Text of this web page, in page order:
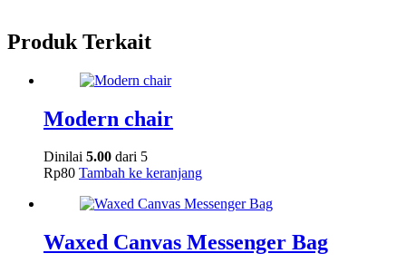
Produk Terkait
Modern chair
Dinilai 5.00 dari 5
Rp80 Tambah ke keranjang
Waxed Canvas Messenger Bag